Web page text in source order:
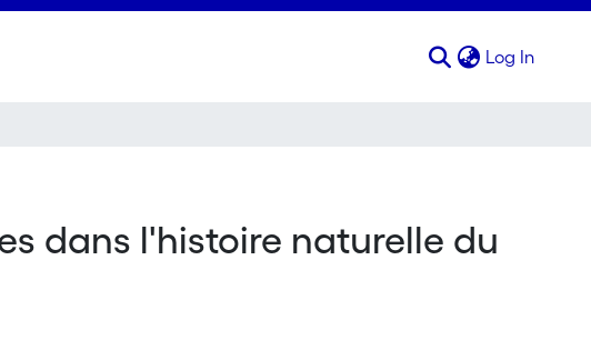
Log In
dans l'histoire naturelle du